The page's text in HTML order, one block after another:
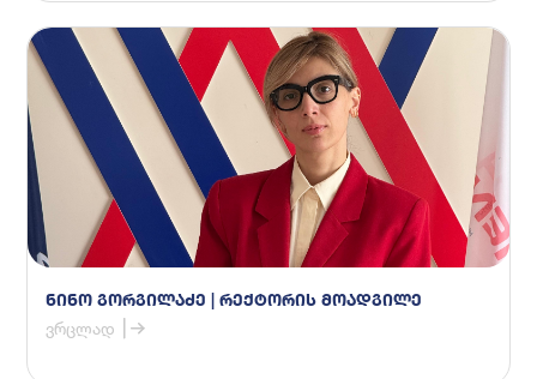
ნინო გორგილაძე | რექტორის მოადგილე
ვრცლად